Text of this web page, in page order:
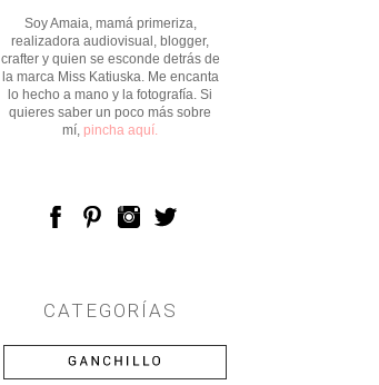
Soy Amaia, mamá primeriza,
realizadora audiovisual, blogger,
crafter y quien se esconde detrás de
la marca Miss Katiuska. Me encanta
lo hecho a mano y la fotografía. Si
quieres saber un poco más sobre
mí, pincha aquí.
CATEGORÍAS